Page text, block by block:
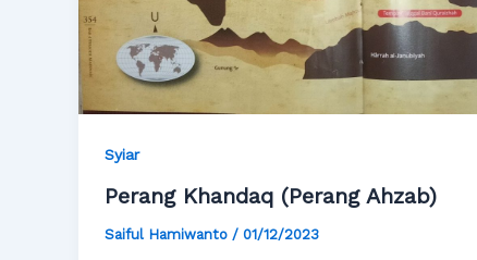
Syiar
Perang Khandaq (Perang Ahzab)
Saiful Hamiwanto / 01/12/2023